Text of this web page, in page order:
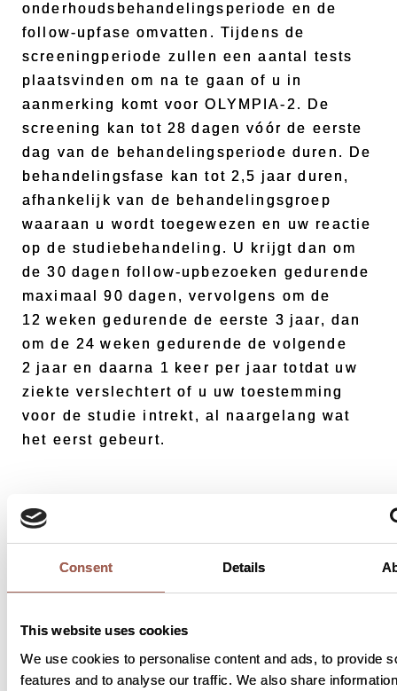
Consent Details
This website uses cookies
We use cookies to personalise content and ads, to provide
features and to analyse our traffic. We also share
onderhoudsbehandelingsperiode en de
follow-upfase omvatten. Tijdens de
screeningperiode zullen een aantal tests
plaatsvinden om na te gaan of u in
aanmerking komt voor OLYMPIA-2. De
screening kan tot 28 dagen vóór de eerste
dag van de behandelingsperiode duren. De
behandelingsfase kan tot 2,5 jaar duren,
afhankelijk van de behandelingsgroep
waaraan u wordt toegewezen en uw reactie
op de studiebehandeling. U krijgt dan om
de 30 dagen follow-upbezoeken gedurende
maximaal 90 dagen, vervolgens om de
12 weken gedurende de eerste 3 jaar, dan
om de 24 weken gedurende de volgende
2 jaar en daarna 1 keer per jaar totdat uw
ziekte verslechtert of u uw toestemming
voor de studie intrekt, al naargelang wat
het eerst gebeurt.
U hoeft geen kosten te maken voor het
onderzoeksgeneesmiddel, voor de tijd met
de studiearts of voor aan de studie